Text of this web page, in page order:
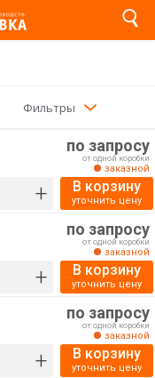
Фильтры
+
по запросу
от одной коробки
заказной
В корзину
уточнить цену
+
по запросу
от одной коробки
заказной
В корзину
уточнить цену
+
по запросу
от одной коробки
заказной
В корзину
уточнить цену